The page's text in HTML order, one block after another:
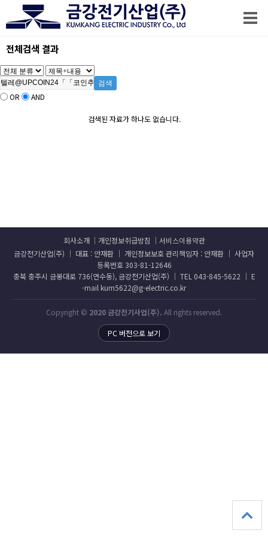
전체검색 결과
OR AND
검색된 자료가 하나도 없습니다.
회사소개 개인정보취급방침
서비스이용약관
금강전기산업(주) │ 대표 : 안재환 │ 개인정보보호 관리책임자 : 안재환 │ 사업자
등록번호 303-81-12646
충북 충주시 금봉대로 736(연수동), 금강전기산업(주) │ TEL 043-845-5622 │ E
-mail kum5622@g-electric.co.kr
Copyright © 2020 금강전기사업(주). All rights reserved.
PC 버전으로 보기